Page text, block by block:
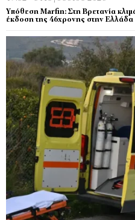
Υπόθεση Marfin: Στη Βρετανία
έκδοση της 46χρονης στην Ελλάδα